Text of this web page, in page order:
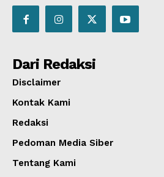
Dari Redaksi
Disclaimer
Kontak Kami
Redaksi
Pedoman Media Siber
Tentang Kami